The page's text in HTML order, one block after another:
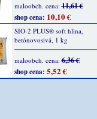
maloobch. cena:11,61 €
shop cena: 10,10 €
SIO-2 PLUS® soft hlina,
betónovosivá, 1 kg
maloobch. cena:6,36 €
shop cena: 5,52 €